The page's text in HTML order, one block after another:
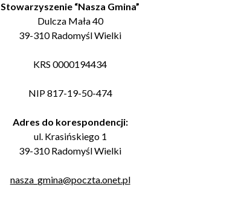
Stowarzyszenie “Nasza Gmina”
Dulcza Mała 40
39-310 Radomyśl Wielki
KRS 0000194434
NIP 817-19-50-474
Adres do korespondencji:
ul. Krasińskiego 1
39-310 Radomyśl Wielki
nasza_gmina@poczta.onet.pl